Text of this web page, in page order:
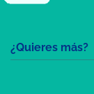
¿Quieres más?